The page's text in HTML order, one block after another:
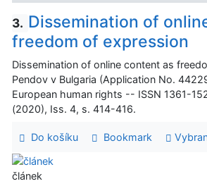
3. Dissemination of
freedom of expression
Dissemination of online content as
Pendov v Bulgaria (Application No.
European human rights -- ISSN 1361-
(2020), Iss. 4, s. 414-416.
Do košíku Bookmark
článek